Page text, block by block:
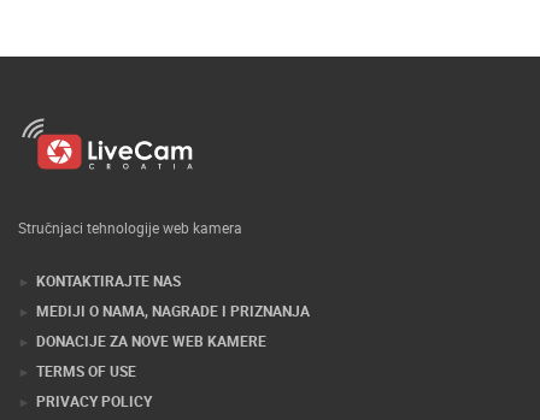
Stručnjaci tehnologije web kamera
KONTAKTIRAJTE NAS
MEDIJI O NAMA, NAGRADE I PRIZNANJA
DONACIJE ZA NOVE WEB KAMERE
TERMS OF USE
PRIVACY POLICY